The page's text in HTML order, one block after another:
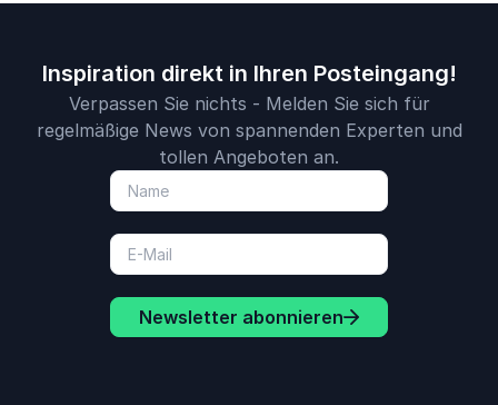
Inspiration direkt in Ihren Posteingang!
Verpassen Sie nichts - Melden Sie sich für
regelmäßige News von spannenden Experten und
tollen Angeboten an.
Newsletter abonnieren